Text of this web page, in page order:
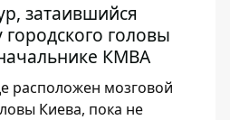
затаившийся
головы
КМВА
расположен мозговой
Киева, пока не